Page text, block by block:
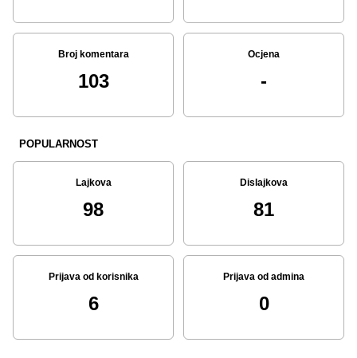
Broj komentara
103
Ocjena
-
POPULARNOST
Lajkova
98
Dislajkova
81
Prijava od korisnika
6
Prijava od admina
0